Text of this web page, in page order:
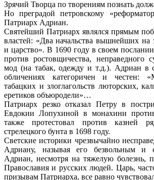
Зрячий Творца по творениям познать
Но преградой петровскому
Патриарх Адриан.
Святейший Патриарх являлся прямым
властей: «Два начальства вышнейших на
и царство». В 1690 году в своем
против ростовщичества, неправедного
мод (на табак, одежду и т.д.). Адриан в
обличениях категоричен и честен:
табацких и злоглагольств люторских,
еретиков объюродели»…
Патриарх резко отказал Петру в
Евдокии Лопухиной в монахини
также протестовал против казней
стрелецкого бунта в 1698 году.
Светские историки чрезвычайно
Адриану, называя его безвольным и
Адриан, несмотря на тяжелую болезнь,
Православия и русских людей. Царь,
призывам Патриарха, все равно